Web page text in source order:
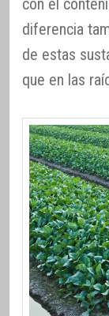
con el
diferencia
de estas
que en las